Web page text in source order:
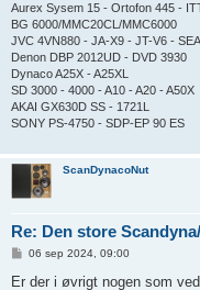
Aurex Sysem 15 - Ortofon 445 -
BG 6000/MMC20CL/MMC6000
JVC 4VN880 - JA-X9 - JT-V6 -
Denon DBP 2012UD - DVD 3930
Dynaco A25X - A25XL
SD 3000 - 4000 - A10 - A20 - A50X
AKAI GX630D SS - 1721L
SONY PS-4750 - SDP-EP 90 ES
ScanDynacoNut
Re: Den store
d
06 sep 2024, 09:00
Er der i øvrigt nogen som